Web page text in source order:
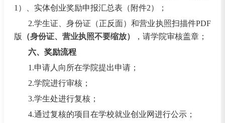
1）、 实体创业奖励申报汇总表（附件2）
；
2.学生证、身份证（正反面）和营业执照扫描件PDF
版
（身份证、营业执照不要缩放）
，请学院审核盖章；
六、奖励流程
1.申请人向所在学院提出申请；
2.学院进行审核；
3.学生处进行复核；
4.通过复核的项目在学校就业创业网进行公示；